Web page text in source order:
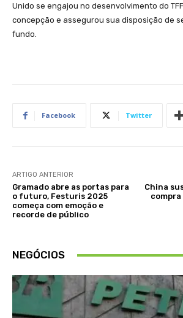
Unido se engajou no desenvolvimento do
concepção e assegurou sua disposição de
fundo.
Facebook Twitter
ARTIGO ANTERIOR
Gramado abre as portas para
o futuro, Festuris 2025
começa com emoção e
recorde de público
China
NEGÓCIOS